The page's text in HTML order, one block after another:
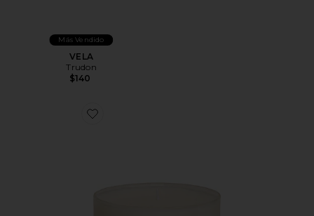
Más Vendido
VELA
Trudon
$140
Favorite VELA CANDLE